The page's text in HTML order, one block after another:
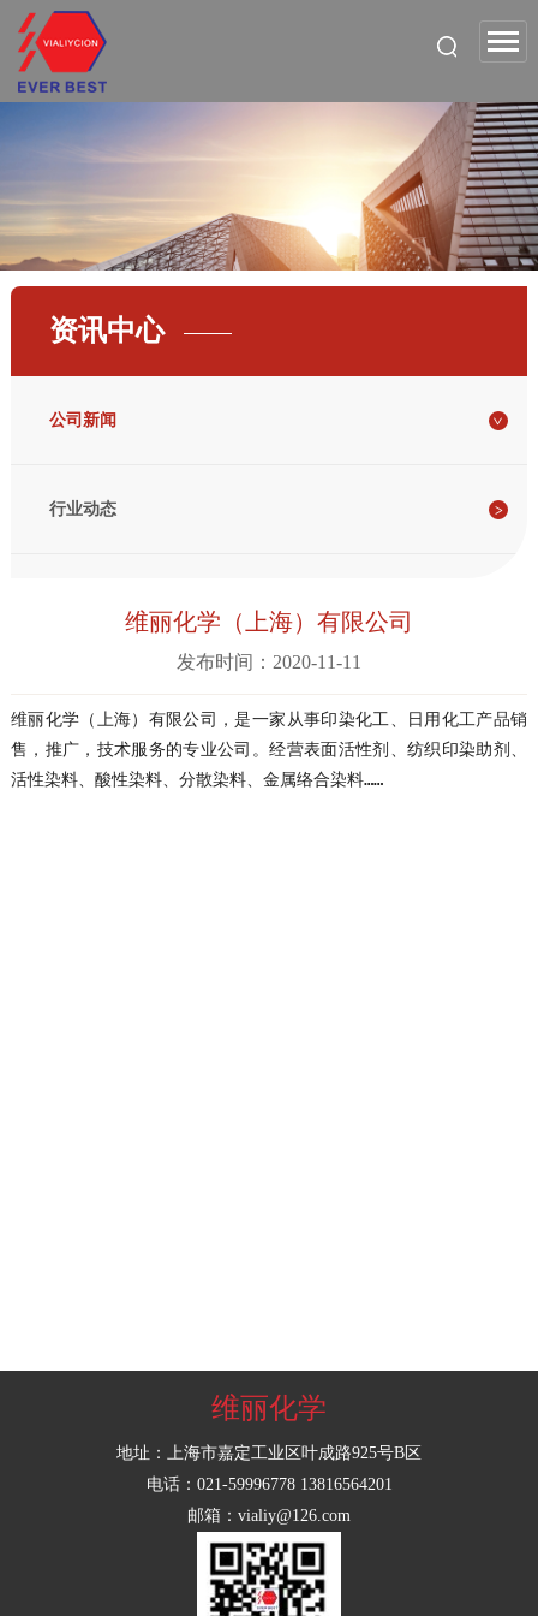
资讯中心
公司新闻
行业动态
维丽化学（上海）有限公司
发布时间：2020-11-11
维丽化学（上海）有限公司，是一家从事印染化工、日用化工产品销
售，推广，技术服务的专业公司。经营表面活性剂、纺织印染助剂、
活性染料、酸性染料、分散染料、金属络合染料……
维丽化学
地址：上海市嘉定工业区叶成路925号B区
电话：021-59996778 13816564201
邮箱：vialiy@126.com